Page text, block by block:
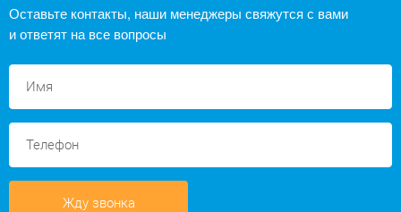
Оставьте контакты, наши менеджеры свяжутся с вами
и ответят на все вопросы
Жду звонка